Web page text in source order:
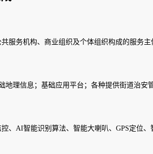
服务机构、商业组织及个体组织构成的服务
地理信息；基础应用平台；各种提供街道治
、AI智能识别算法、智能大喇叭、GPS定位